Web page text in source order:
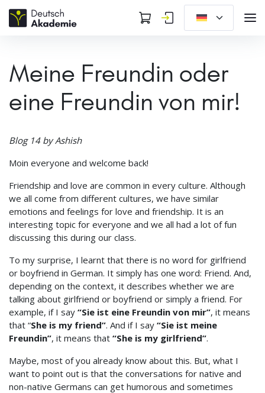
Meine Freundin oder
eine Freundin von mir!
Blog 14 by Ashish
Moin everyone and welcome back!
Friendship and love are common in every culture. Although
we all come from different cultures, we have similar
emotions and feelings for love and friendship. It is an
interesting topic for everyone and we all had a lot of fun
discussing this during our class.
To my surprise, I learnt that there is no word for girlfriend
or boyfriend in German. It simply has one word: Friend. And,
depending on the context, it describes whether we are
talking about girlfriend or boyfriend or simply a friend. For
example, if I say “Sie ist eine Freundin von mir”, it means
that “She is my friend”. And if I say “Sie ist meine
Freundin”, it means that “She is my girlfriend”.
Maybe, most of you already know about this. But, what I
want to point out is that the conversations for native and
non-native Germans can get humorous and sometimes